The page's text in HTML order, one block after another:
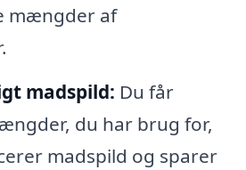
mængder af
madspild: Du får
du har brug for,
madspild og sparer